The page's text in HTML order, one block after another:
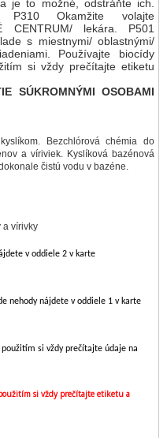
je to možné, odstráňte ich.
P310 Okamžite volajte
CENTRUM/ lekára. P501
s miestnymi/ oblastnými/
Používajte biocídy
si vždy prečítajte etiketu
SÚKROMNÝMI OSOBAMI
Bezchlórová chémia do
a víriviek. Kyslíková bazénová
čistú vodu v bazéne.
a vírivky
v oddiele 2 v karte
nehody nájdete v oddiele 1 v karte
si vždy prečítajte údaje na
si vždy prečítajte etiketu a